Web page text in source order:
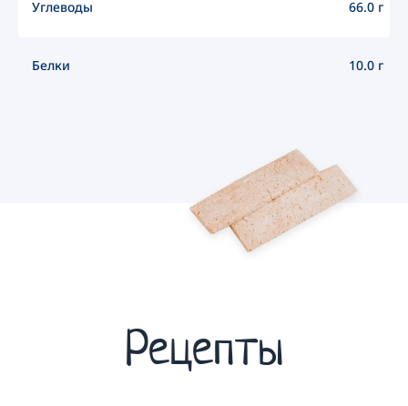
Углеводы 66.0 г
Белки 10.0 г
Рецепты